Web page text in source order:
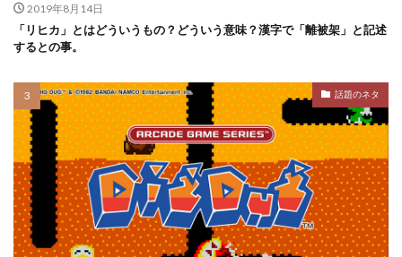
2019年8月14日
「リヒカ」とはどういうもの？どういう意味？漢字で「離被架」と記述
するとの事。
話題のネタ